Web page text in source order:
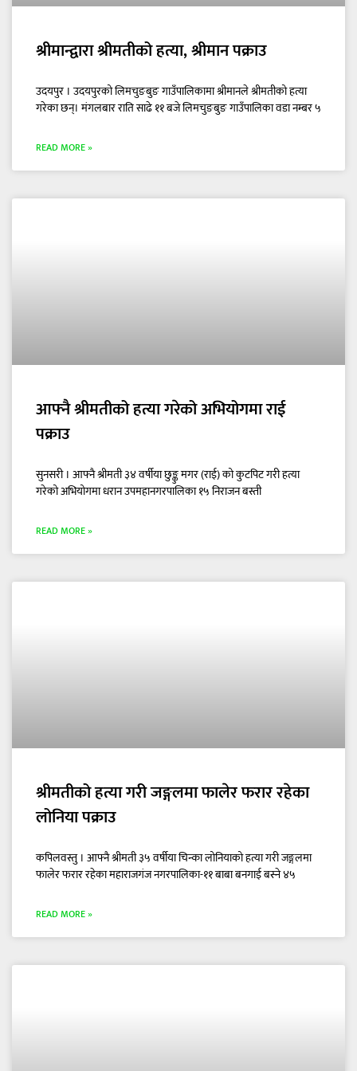
श्रीमान्द्वारा श्रीमतीको हत्या, श्रीमान पक्राउ
उदयपुर । उदयपुरको लिमचुङबुङ गाउँपालिकामा श्रीमानले श्रीमतीको हत्या
गरेका छन्। मंगलबार राति साढे ११ बजे लिमचुङबुङ गाउँपालिका वडा नम्बर ५
READ MORE »
आफ्नै श्रीमतीको हत्या गरेको अभियोगमा राई
पक्राउ
सुनसरी । आफ्नै श्रीमती ३४ वर्षीया छुङ्कु मगर (राई) को कुटपिट गरी हत्या
गरेको अभियोगमा धरान उपमहानगरपालिका १५ निराजन बस्ती
READ MORE »
श्रीमतीको हत्या गरी जङ्गलमा फालेर फरार रहेका
लोनिया पक्राउ
कपिलवस्तु । आफ्नै श्रीमती ३५ वर्षीया चिन्का लोनियाको हत्या गरी जङ्गलमा
फालेर फरार रहेका महाराजगंज नगरपालिका-११ बाबा बनगाई बस्ने ४५
READ MORE »